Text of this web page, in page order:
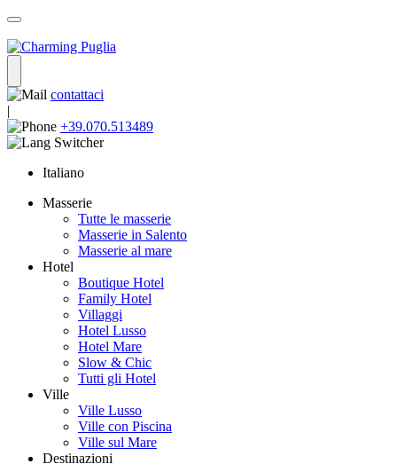
contattaci
|
+39.070.513489
Italiano
Masserie
Tutte le masserie
Masserie in Salento
Masserie al mare
Hotel
Boutique Hotel
Family Hotel
Villaggi
Hotel Lusso
Hotel Mare
Slow & Chic
Tutti gli Hotel
Ville
Ville Lusso
Ville con Piscina
Ville sul Mare
Destinazioni